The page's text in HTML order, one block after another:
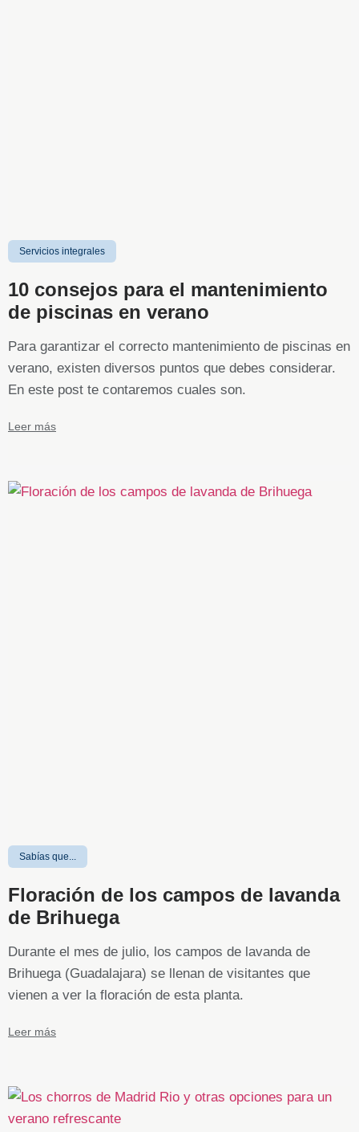
Servicios integrales
10 consejos para el mantenimiento
de piscinas en verano
Para garantizar el correcto mantenimiento de piscinas en
verano, existen diversos puntos que debes considerar.
En este post te contaremos cuales son.
Leer más
Sabías que...
Floración de los campos de lavanda
de Brihuega
Durante el mes de julio, los campos de lavanda de
Brihuega (Guadalajara) se llenan de visitantes que
vienen a ver la floración de esta planta.
Leer más